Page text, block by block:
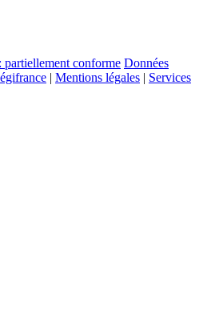
partiellement conforme Données
| Mentions légales | Services